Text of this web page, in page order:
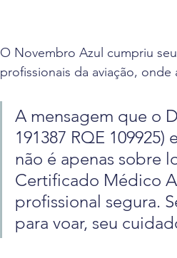
O Novembro Azul cumpriu
profissionais da aviação,
A mensagem que o
191387 RQE
não é apenas sobre
Certificado Médico
profissional segura.
para voar, seu